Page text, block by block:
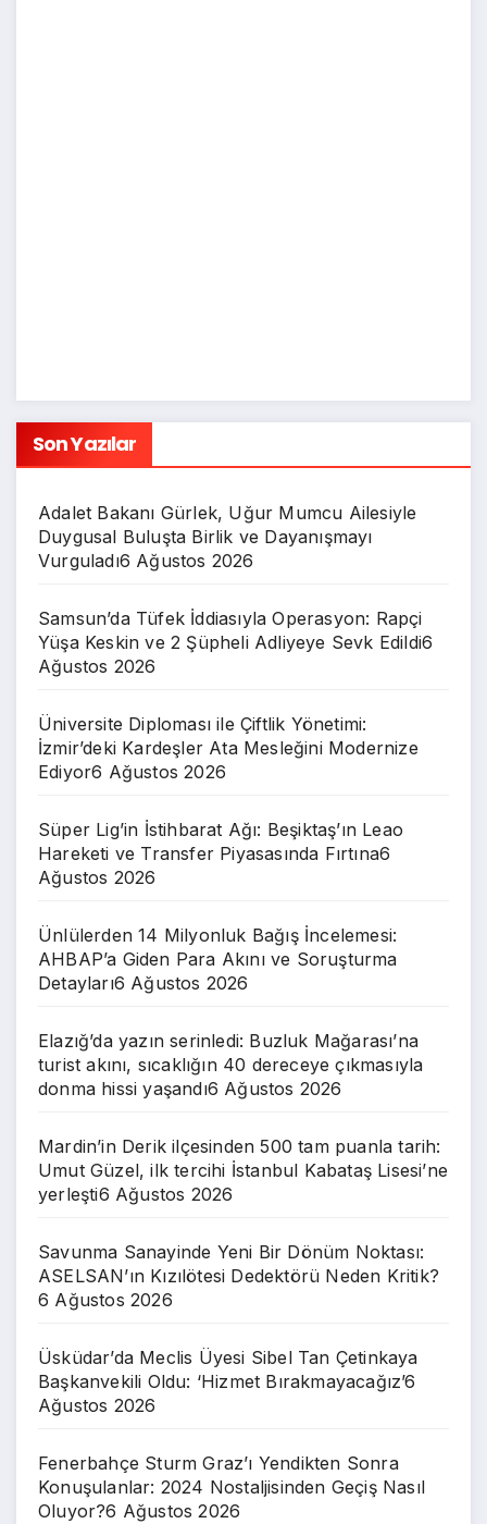
Son Yazılar
Adalet Bakanı Gürlek, Uğur Mumcu Ailesiyle
Duygusal Buluşta Birlik ve Dayanışmayı
Vurguladı6 Ağustos 2026
Samsun’da Tüfek İddiasıyla Operasyon: Rapçi
Yüşa Keskin ve 2 Şüpheli Adliyeye Sevk Edildi6
Ağustos 2026
Üniversite Diploması ile Çiftlik Yönetimi:
İzmir’deki Kardeşler Ata Mesleğini Modernize
Ediyor6 Ağustos 2026
Süper Lig’in İstihbarat Ağı: Beşiktaş’ın Leao
Hareketi ve Transfer Piyasasında Fırtına6
Ağustos 2026
Ünlülerden 14 Milyonluk Bağış İncelemesi:
AHBAP’a Giden Para Akını ve Soruşturma
Detayları6 Ağustos 2026
Elazığ’da yazın serinledi: Buzluk Mağarası’na
turist akını, sıcaklığın 40 dereceye çıkmasıyla
donma hissi yaşandı6 Ağustos 2026
Mardin’in Derik ilçesinden 500 tam puanla tarih:
Umut Güzel, ilk tercihi İstanbul Kabataş Lisesi’ne
yerleşti6 Ağustos 2026
Savunma Sanayinde Yeni Bir Dönüm Noktası:
ASELSAN’ın Kızılötesi Dedektörü Neden Kritik?
6 Ağustos 2026
Üsküdar’da Meclis Üyesi Sibel Tan Çetinkaya
Başkanvekili Oldu: ‘Hizmet Bırakmayacağız’6
Ağustos 2026
Fenerbahçe Sturm Graz’ı Yendikten Sonra
Konuşulanlar: 2024 Nostaljisinden Geçiş Nasıl
Oluyor?6 Ağustos 2026